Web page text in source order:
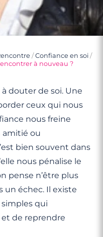
/Confiance en soi /
à nouveau ?
douter de soi. Une
ceux qui nous
nous freine
amitié ou
bien souvent dans
nous pénalise le
pense n’être plus
un échec. Il existe
qui
de reprendre